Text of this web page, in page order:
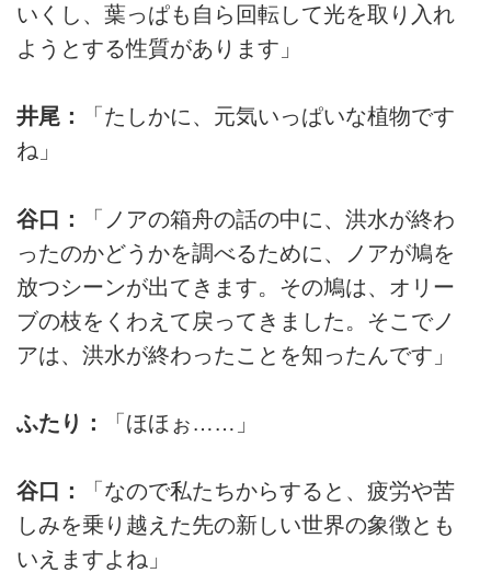
いくし、葉っぱも自ら回転して光を取り入れ
ようとする性質があります」
井尾：
「たしかに、元気いっぱいな植物です
ね」
谷口：
「ノアの箱舟の話の中に、洪水が終わ
ったのかどうかを調べるために、ノアが鳩を
放つシーンが出てきます。その鳩は、オリー
ブの枝をくわえて戻ってきました。そこでノ
アは、洪水が終わったことを知ったんです」
ふたり： 「ほほぉ……」
谷口：
「なので私たちからすると、疲労や苦
しみを乗り越えた先の新しい世界の象徴とも
いえますよね」